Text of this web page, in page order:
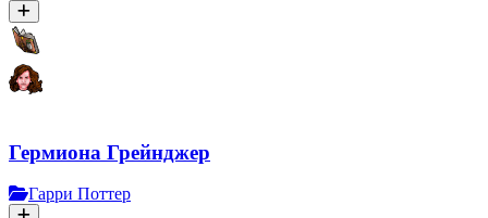
Гермиона Грейнджер
Гарри Поттер